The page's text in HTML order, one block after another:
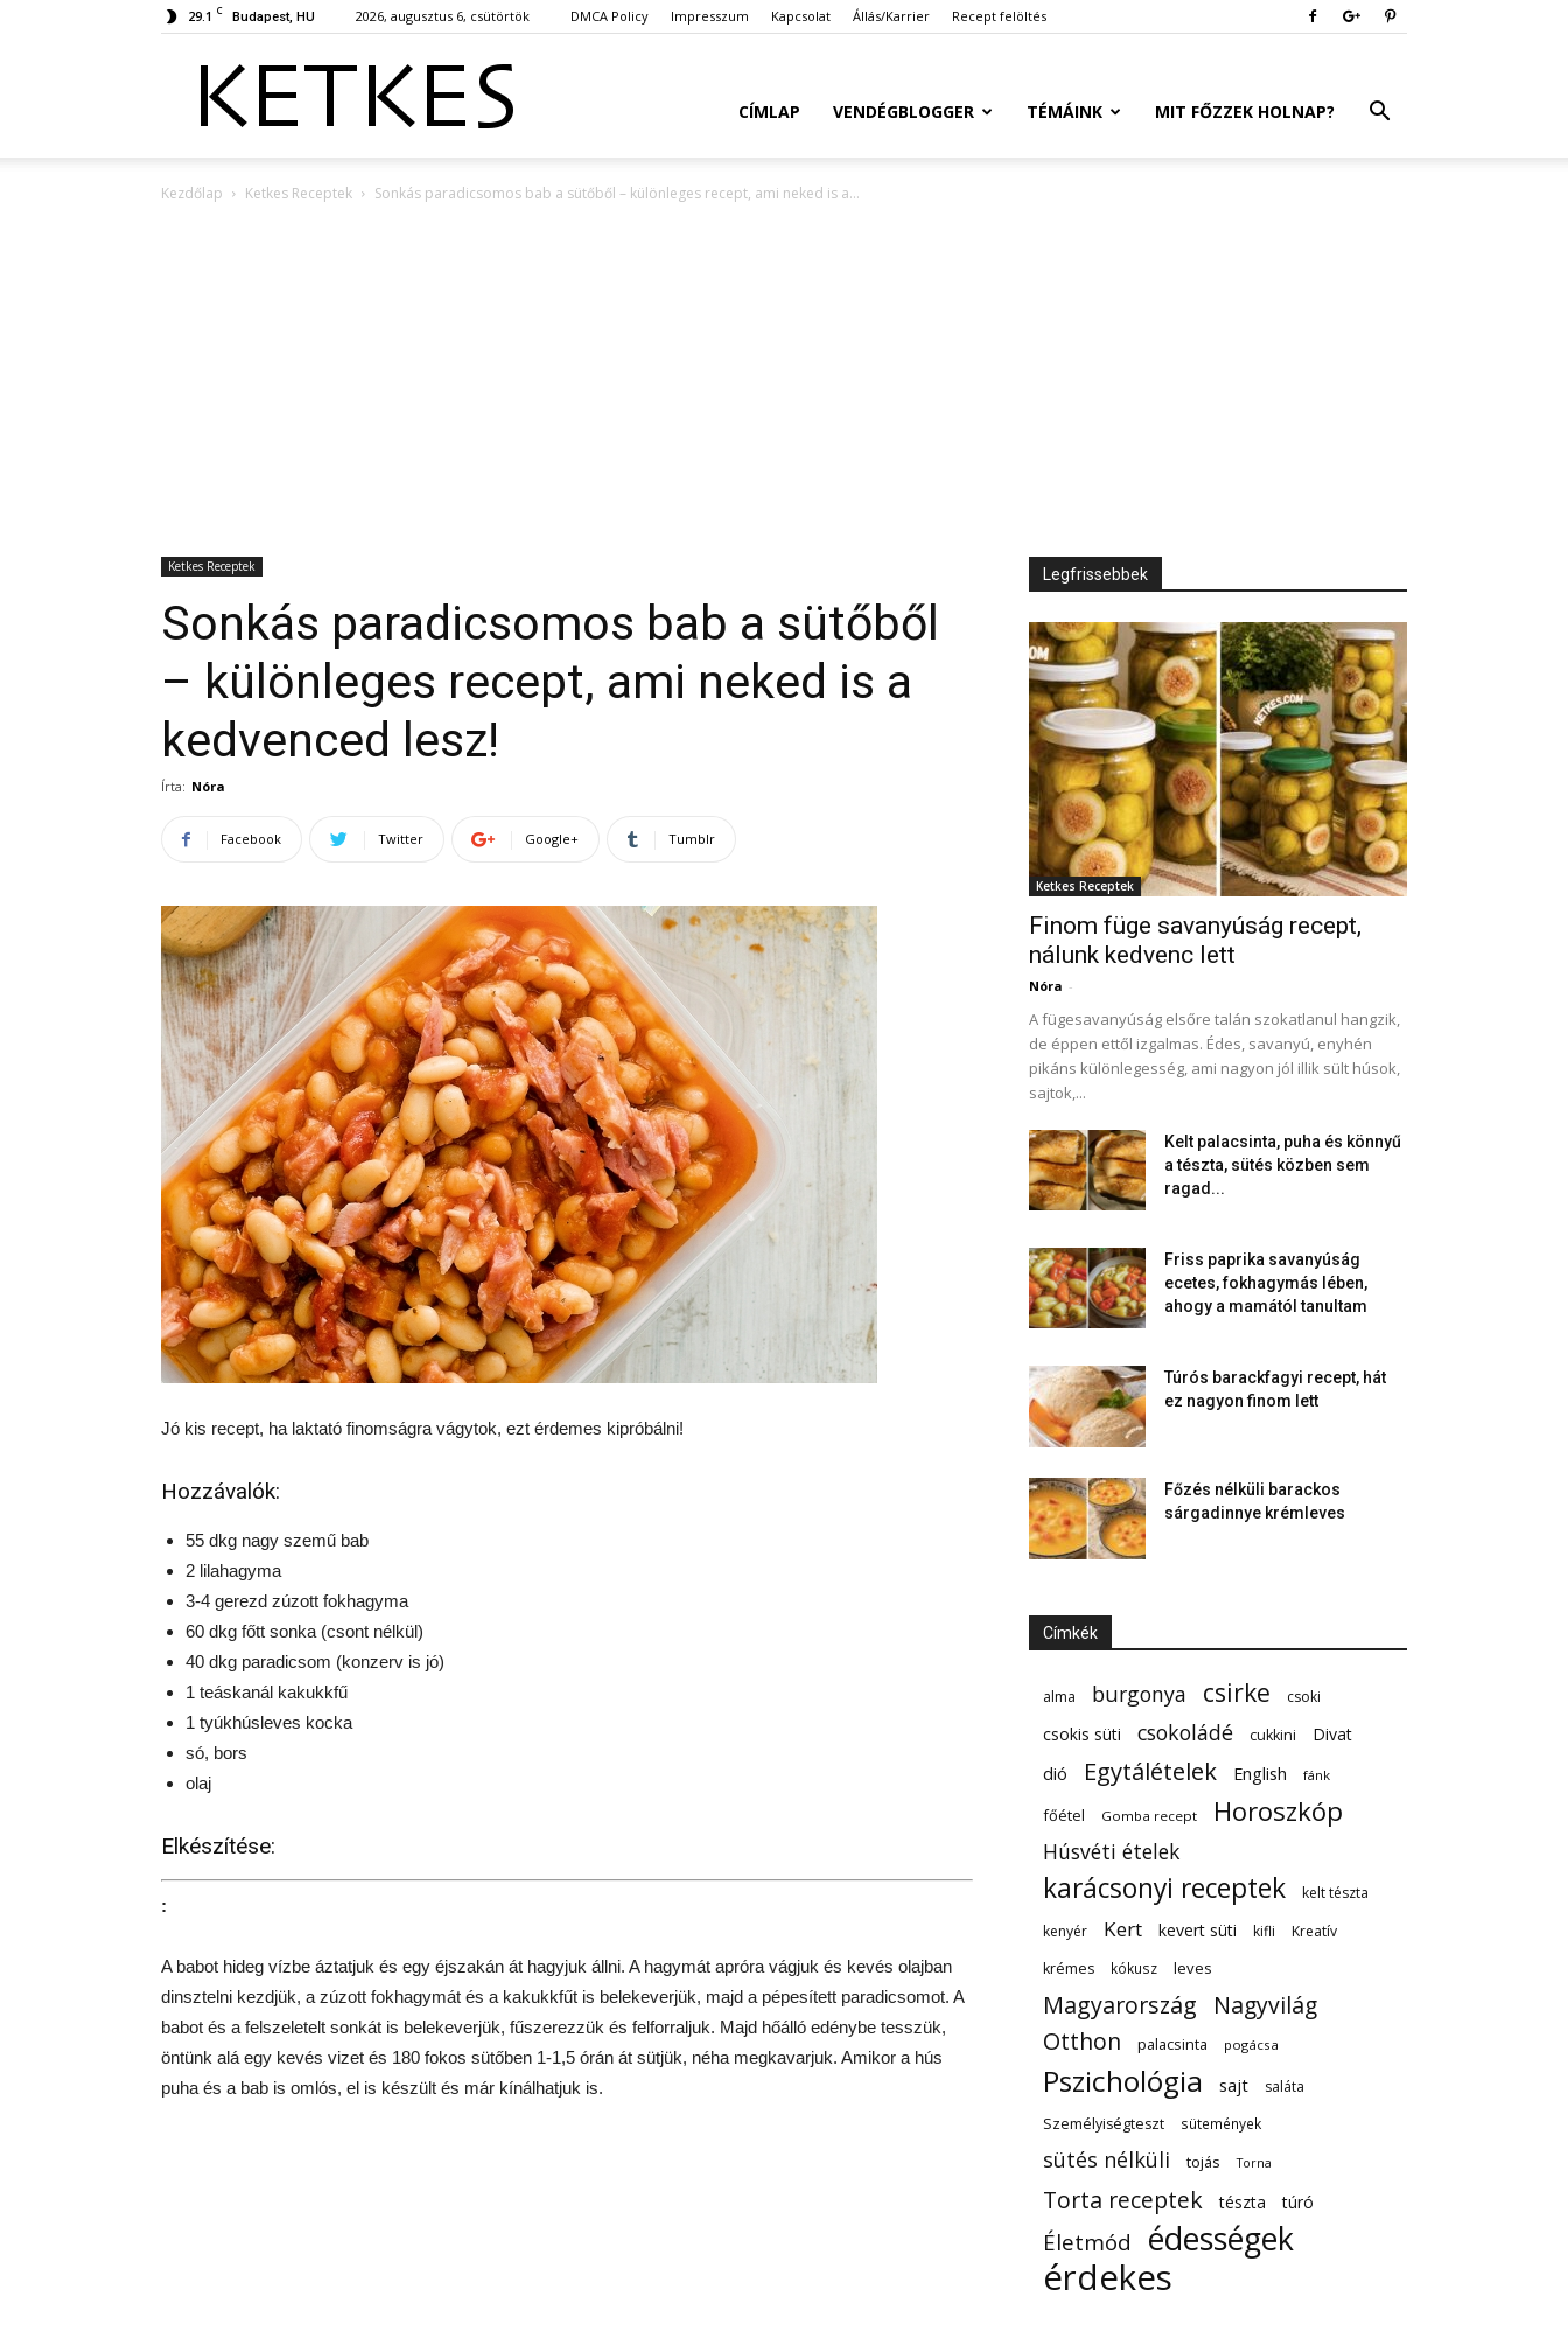
29.1 C Budapest, HU 2026, augusztus 6, csütörtök DMCA Policy Impresszum Kapcsolat Állás/Karrier Recept felöltés
CÍMLAP VENDÉGBLOGGER TÉMÁINK MIT FŐZZEK HOLNAP?
Kezdőlap Ketkes Receptek Sonkás paradicsomos bab a sütőből – különleges recept, ami neked is a...
Ketkes Receptek
Sonkás paradicsomos bab a sütőből
– különleges recept, ami neked is a
kedvenced lesz!
Írta: Nóra
Facebook Twitter Google+ Tumblr
Jó kis recept, ha laktató finomságra vágytok, ezt érdemes kipróbálni!
Hozzávalók:
55 dkg nagy szemű bab
2 lilahagyma
3-4 gerezd zúzott fokhagyma
60 dkg főtt sonka (csont nélkül)
40 dkg paradicsom (konzerv is jó)
1 teáskanál kakukkfű
1 tyúkhúsleves kocka
só, bors
olaj
Elkészítése:
:
A babot hideg vízbe áztatjuk és egy éjszakán át hagyjuk állni. A hagymát apróra vágjuk és kevés olajban
dinsztelni kezdjük, a zúzott fokhagymát és a kakukkfűt is belekeverjük, majd a pépesített paradicsomot. A
babot és a felszeletelt sonkát is belekeverjük, fűszerezzük és felforraljuk. Majd hőálló edénybe tesszük,
öntünk alá egy kevés vizet és 180 fokos sütőben 1-1,5 órán át sütjük, néha megkavarjuk. Amikor a hús
puha és a bab is omlós, el is készült és már kínálhatjuk is.
Legfrissebbek
Ketkes Receptek
Finom füge savanyúság recept,
nálunk kedvenc lett
Nóra -
A fügesavanyúság elsőre talán szokatlanul hangzik,
de éppen ettől izgalmas. Édes, savanyú, enyhén
pikáns különlegesség, ami nagyon jól illik sült húsok,
sajtok,...
Kelt palacsinta, puha és könnyű
a tészta, sütés közben sem
ragad...
Friss paprika savanyúság
ecetes, fokhagymás lében,
ahogy a mamától tanultam
Túrós barackfagyi recept, hát
ez nagyon finom lett
Főzés nélküli barackos
sárgadinnye krémleves
Címkék
alma burgonya csirke csoki
csokis süti csokoládé cukkini Divat
dió Egytálételek English fánk
főétel Gomba recept Horoszkóp
Húsvéti ételek
karácsonyi receptek
kelt tészta
kenyér
Kert kevert süti kifli
Kreatív
krémes
kókusz leves
Magyarország
Nagyvilág
Otthon
palacsinta pogácsa
Pszichológia sajt
saláta
Személyiségteszt
sütemények
sütés nélküli tojás Torna
Torta receptek tészta túró
Életmód édességek
érdekes